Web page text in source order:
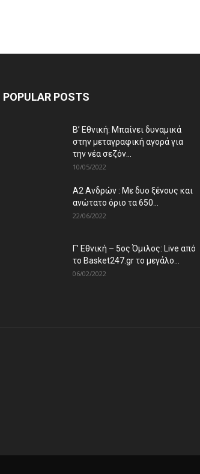
POPULAR POSTS
Β’ Εθνική: Μπαίνει δυναμικά
στην μεταγραφική αγορά για
την νέα σεζόν...
10/05/2022
Α2 Ανδρών : Με δυο ξένους και
ανώτατο όριο τα 650...
22/06/2022
Γ’ Εθνική – 5ος Όμιλος: Live από
το Basket247.gr το μεγάλο...
06/02/2022